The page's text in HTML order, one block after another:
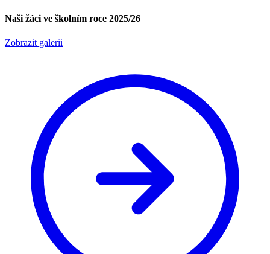
Naši žáci ve školním roce 2025/26
Zobrazit galerii